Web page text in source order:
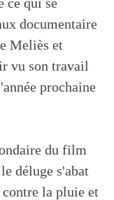
documentaire
Meliès et
vu son travail
prochaine
du film
déluge s'abat
la pluie et